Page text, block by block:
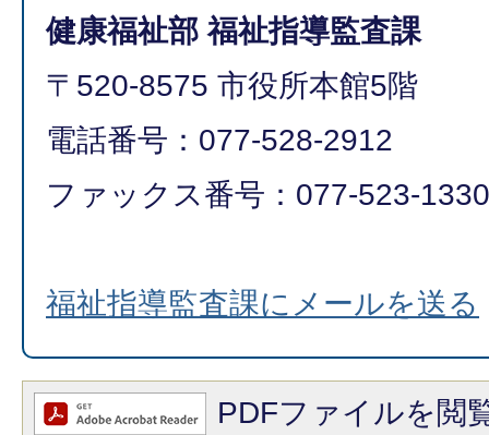
健康福祉部 福祉指導監査課
〒520-8575 市役所本館5階
電話番号：077-528-2912
ファックス番号：077-523-1330
福祉指導監査課にメールを送る
PDFファイルを閲